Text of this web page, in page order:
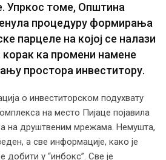
Упркос томе, Општина
процедуру формирања
парцеле на којој се налази
корак ка промени намене
простора инвеститору.
о инвеститорском подухвату
на место Пијаце појавила
на друштвеним мрежама. Немушта,
а све информације, како је
добити у “инбокс”. Све је